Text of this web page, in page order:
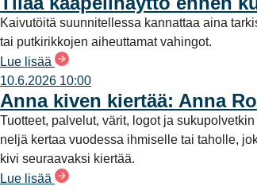
Kaivutöitä suunnitellessa kannattaa aina
tai putkirikkojen aiheuttamat vahingot.
Lue lisää
10.6.2026 10:00
Anna kiven kiertää: Anna
Tuotteet, palvelut, värit, logot ja
neljä kertaa vuodessa ihmiselle tai taholle,
kivi seuraavaksi kiertää.
Lue lisää